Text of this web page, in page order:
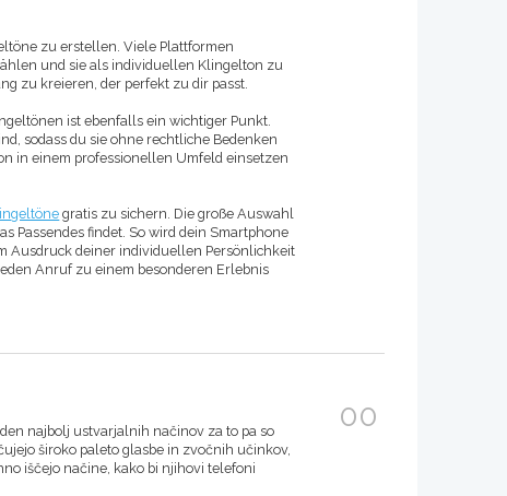
zu erstellen. Viele Plattformen
und sie als individuellen Klingelton zu
zu kreieren, der perfekt zu dir passt.
ist ebenfalls ein wichtiger Punkt.
sodass du sie ohne rechtliche Bedenken
in einem professionellen Umfeld einsetzen
gratis zu sichern. Die große Auswahl
Passendes findet. So wird dein Smartphone
Ausdruck deiner individuellen Persönlichkeit
Anruf zu einem besonderen Erlebnis
najbolj ustvarjalnih načinov za to pa so
široko paleto glasbe in zvočnih učinkov,
iščejo načine, kako bi njihovi telefoni
00